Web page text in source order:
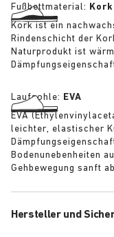
Fußbettmaterial: Kork
Kork ist ein
Rindenschicht der
Naturprodukt ist
Laufsohle: EVA
EVA
leichter, elastischer
Bodenunebenheiten
Gehbewegung sanft
Hersteller und